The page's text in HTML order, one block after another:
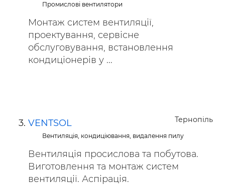
Промислові вентилятори
Монтаж систем вентиляції,
проектування, сервісне
обслуговування, встановлення
кондиціонерів у ...
Тернопіль
VENTSOL
Вентиляція, кондиціювання, видалення пилу
Вентиляція просислова та побутова.
Виготовлення та монтаж систем
вентиляції. Аспірація.